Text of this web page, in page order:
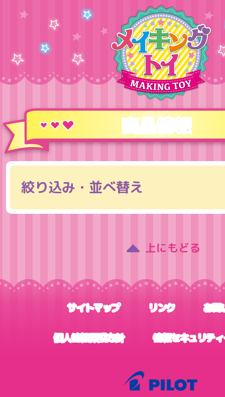
商品情報
絞り込み・並べ替え
上にもどる
サイトマップ リンク お問
個人情報保護方針 情報セキュリテ